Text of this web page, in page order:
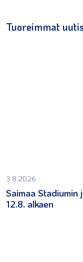
Tuoreimmat
3.8.2026
Saimaa
12.8. alkaen